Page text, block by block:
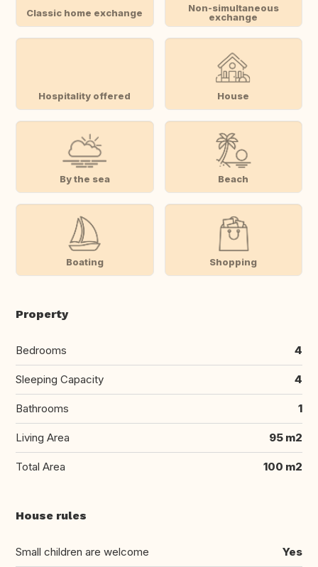
Classic home exchange
Non-simultaneous
exchange
Hospitality offered House
By the sea Beach
Boating Shopping
Property
Bedrooms 4
Sleeping Capacity 4
Bathrooms 1
Living Area 95 m2
Total Area 100 m2
House rules
Small children are welcome Yes